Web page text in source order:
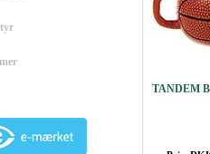
TANDEM